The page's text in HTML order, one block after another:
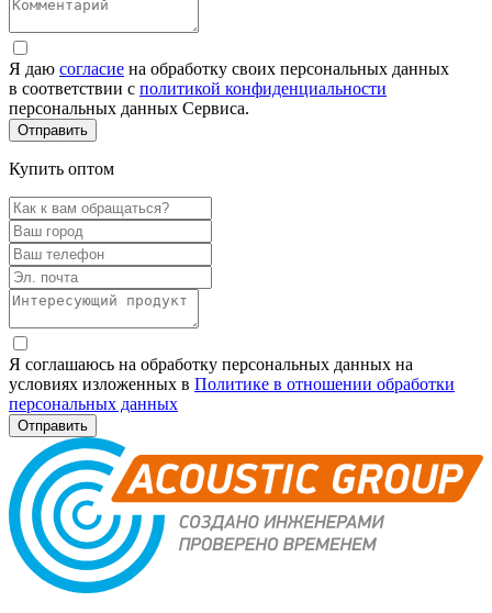
Я даю согласие на обработку своих персональных данных
в соответствии с политикой конфиденциальности
персональных данных Сервиса.
Купить оптом
Я соглашаюсь на обработку персональных данных на
условиях изложенных в Политике в отношении обработки
персональных данных